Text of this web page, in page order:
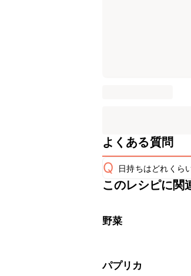
よくある質問
Q 日持ちはどれくら
保存期間は冷蔵で
※日持ちは目安です
このレシピに関
野菜
パプリカ